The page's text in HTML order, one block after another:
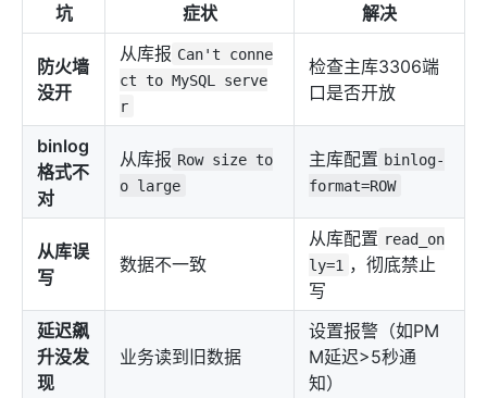
坑 症状 解决
防火墙
没开
从库报 Can't conne
ct to MySQL serve
r
检查主库3306端
口是否开放
binlog
格式不
对
从库报 Row size to
o large
主库配置 binlog-
format=ROW
从库误
写
数据不一致
从库配置 read_on
ly=1 ，彻底禁止
写
延迟飙
升没发
现
业务读到旧数据
设置报警（如PM
M延迟>5秒通
知）